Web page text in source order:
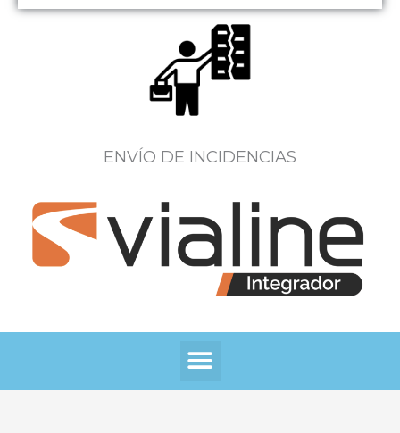
ENVÍO DE INCIDENCIAS
Menú